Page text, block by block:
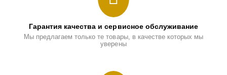
Гарантия качества и сервисное обслуживание
Мы предлагаем только те товары, в качестве которых мы
уверены